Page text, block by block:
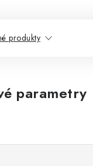
produkty
parametry